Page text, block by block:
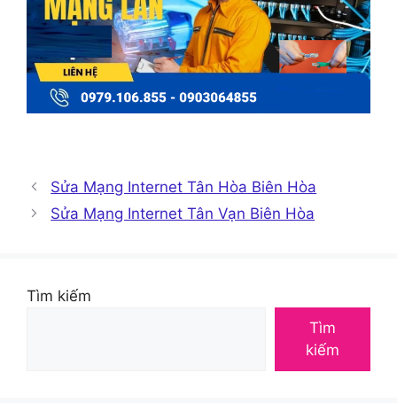
Sửa Mạng Internet Tân Hòa Biên Hòa
Sửa Mạng Internet Tân Vạn Biên Hòa
Tìm kiếm
Tìm
kiếm